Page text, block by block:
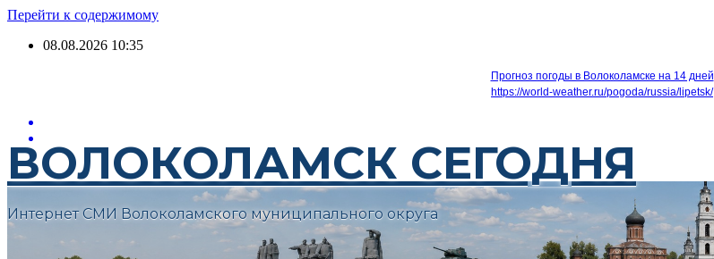
Перейти к содержимому
08.08.2026 10:35
Прогноз погоды в Волоколамске на 14 дней
https://world-weather.ru/pogoda/russia/lipetsk/
ВОЛОКОЛАМСК СЕГОДНЯ
Интернет СМИ Волоколамского муниципального округа